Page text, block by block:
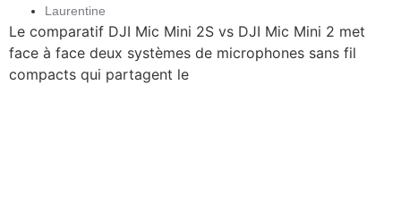
Laurentine
Le comparatif DJI Mic Mini 2S vs DJI Mic Mini 2 met
face à face deux systèmes de microphones sans fil
compacts qui partagent le